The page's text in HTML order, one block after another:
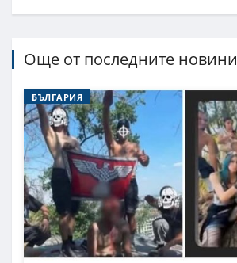
Още от последните новини
БЪЛГАРИЯ